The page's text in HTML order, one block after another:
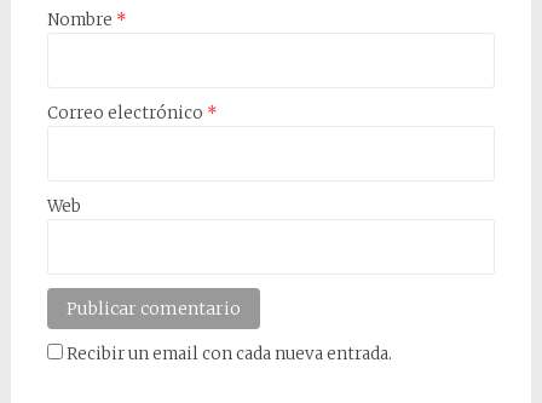
Nombre *
Correo electrónico *
Web
Recibir un email con cada nueva entrada.